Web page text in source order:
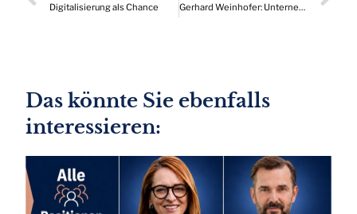
Digitalisierung als Chance Gerhard Weinhofer: Unternehmensinsolvenzen in Europa 2022
Das könnte Sie ebenfalls
interessieren: